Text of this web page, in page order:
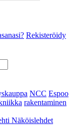
Rekisteröidy
NCC Espoo
rakentaminen
Näköislehdet